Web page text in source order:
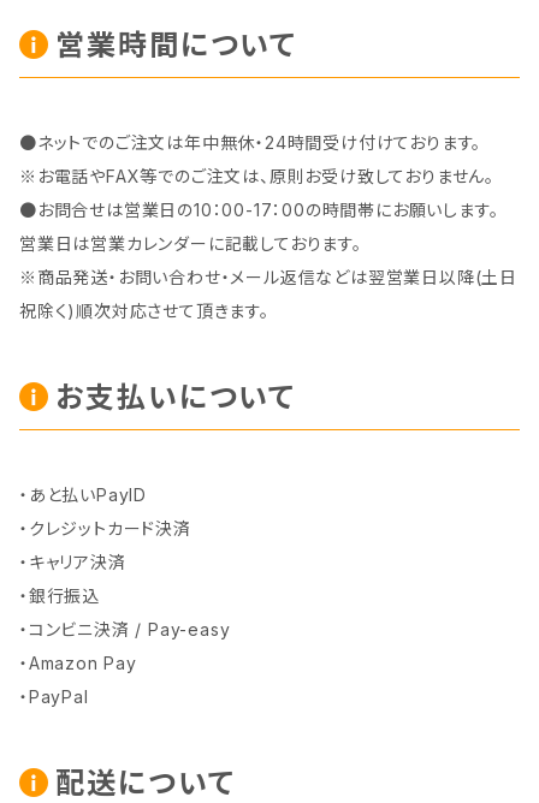
営業時間について
●ネットでのご注文は年中無休・24時間受け付けております。
※お電話やFAX等でのご注文は、原則お受け致しておりません。
●お問合せは営業日の10：00-17：00の時間帯にお願いします。
営業日は営業カレンダーに記載しております。
※商品発送・お問い合わせ・メール返信などは翌営業日以降(土日
祝除く)順次対応させて頂きます。
お支払いについて
・あと払いPayID
・クレジットカード決済
・キャリア決済
・銀行振込
・コンビニ決済 / Pay-easy
・Amazon Pay
・PayPal
配送について